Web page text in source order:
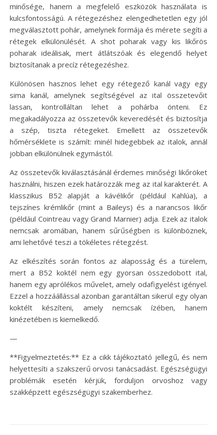
minősége, hanem a megfelelő eszközök használata is
kulcsfontosságú. A rétegezéshez elengedhetetlen egy jól
megválasztott pohár, amelynek formája és mérete segíti a
rétegek elkülönülését. A shot poharak vagy kis likőrös
poharak ideálisak, mert átlátszóak és elegendő helyet
biztosítanak a precíz rétegezéshez.
Különösen hasznos lehet egy rétegező kanál vagy egy
sima kanál, amelynek segítségével az ital összetevőit
lassan, kontrolláltan lehet a pohárba önteni. Ez
megakadályozza az összetevők keveredését és biztosítja
a szép, tiszta rétegeket. Emellett az összetevők
hőmérséklete is számít: minél hidegebbek az italok, annál
jobban elkülönülnek egymástól.
Az összetevők kiválasztásánál érdemes minőségi likőröket
használni, hiszen ezek határozzák meg az ital karakterét. A
klasszikus B52 alapját a kávélikőr (például Kahlúa), a
tejszínes krémlikőr (mint a Baileys) és a narancsos likőr
(például Cointreau vagy Grand Marnier) adja. Ezek az italok
nemcsak aromában, hanem sűrűségben is különböznek,
ami lehetővé teszi a tökéletes rétegzést.
Az elkészítés során fontos az alaposság és a türelem,
mert a B52 koktél nem egy gyorsan összedobott ital,
hanem egy aprólékos művelet, amely odafigyelést igényel.
Ezzel a hozzáállással azonban garantáltan sikerül egy olyan
koktélt készíteni, amely nemcsak ízében, hanem
kinézetében is kiemelkedő.
—
**Figyelmeztetés:** Ez a cikk tájékoztató jellegű, és nem
helyettesíti a szakszerű orvosi tanácsadást. Egészségügyi
problémák esetén kérjük, forduljon orvoshoz vagy
szakképzett egészségügyi szakemberhez.